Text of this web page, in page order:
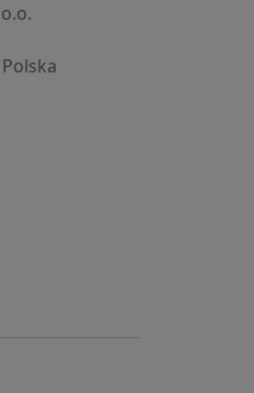
záložcev nové záložce